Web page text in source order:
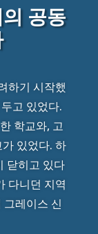
공동
하기 시작했
고 있었다.
학교와, 고
있었다. 하
닫히고 있다
다니던 지역
레이스 신